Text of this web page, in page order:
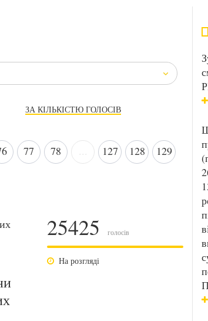
ЗА КІЛЬКІСТЮ ГОЛОСІВ
77 78 127 128 129
25425 голосів
На розгляді